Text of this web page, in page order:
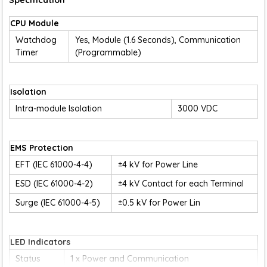
CPU Module
Watchdog
Timer
Yes, Module (1.6 Seconds), Communication
(Programmable)
Isolation
Intra-module Isolation
3000 VDC
EMS Protection
EFT (IEC 61000-4-4)
±4 kV for Power Line
ESD (IEC 61000-4-2)
±4 kV Contact for each Terminal
Surge (IEC 61000-4-5)
±0.5 kV for Power Lin
LED Indicators
Status
1 x Power and Communication